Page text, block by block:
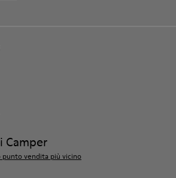
Camper
punto vendita più vicino